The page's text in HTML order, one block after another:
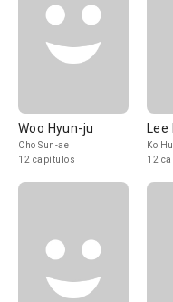
Woo Hyun-ju
Cho Sun-ae
12 capítulos
Lee
Ko
12